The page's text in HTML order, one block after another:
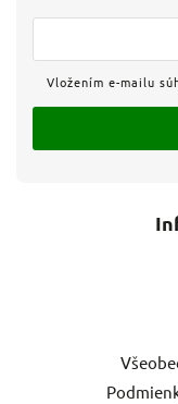
Vložením e-mailu